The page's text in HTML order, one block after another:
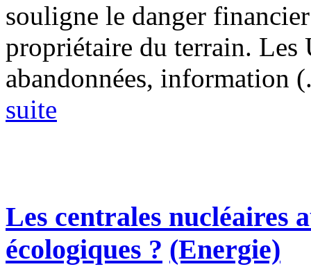
souligne le danger
propriétaire du terrain. Les
abandonnées, information
suite
Les centrales nucléaires
écologiques ? (Energie)